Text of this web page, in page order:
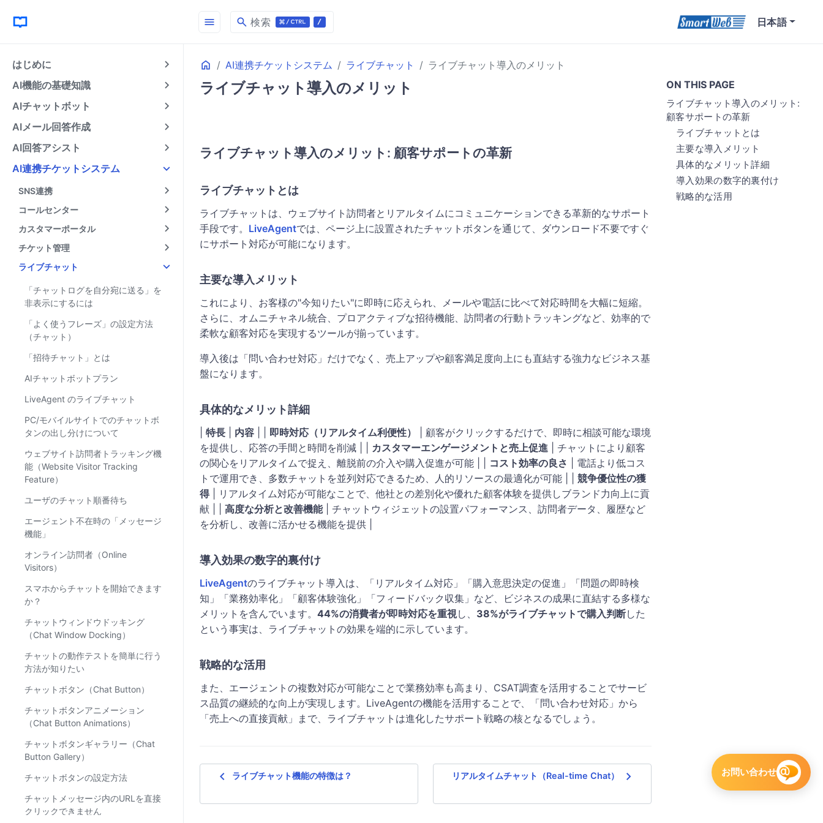
はじめに
AI機能の基礎知識
AIチャットボット
AIメール回答作成
AI回答アシスト
AI連携チケットシステム
SNS連携
コールセンター
カスタマーポータル
チケット管理
ライブチャット
「チャットログを自分宛に送る」を
非表示にするには
「よく使うフレーズ」の設定方法
（チャット）
「招待チャット」とは
AIチャットボットプラン
LiveAgent のライブチャット
PC/モバイルサイトでのチャットボ
タンの出し分けについて
ウェブサイト訪問者トラッキング機
能（Website Visitor Tracking
Feature）
ユーザのチャット順番待ち
エージェント不在時の「メッセージ
機能」
オンライン訪問者（Online
Visitors）
スマホからチャットを開始できます
か？
チャットウィンドウドッキング
（Chat Window Docking）
チャットの動作テストを簡単に行う
方法が知りたい
チャットボタン（Chat Button）
チャットボタンアニメーション
（Chat Button Animations）
チャットボタンギャラリー（Chat
Button Gallery）
チャットボタンの設定方法
チャットメッセージ内のURLを直接
クリックできません
menu search 検索 日本語
Home AI連携チケットシステム ライブチャット
ライブチャット導入のメリット
ON THIS PAGE
ライブチャット導入のメリット:
顧客サポートの革新
ライブチャットとは
主要な導入メリット
具体的なメリット詳細
導入効果の数字的裏付け
戦略的な活用
ライブチャット導入のメリット
ライブチャット導入のメリット: 顧客サポートの革新
ライブチャットとは
ライブチャットは、ウェブサイト訪問者とリアルタイムにコミュニケーションできる革新的なサポート
手段です。 LiveAgentでは、ページ上に設置されたチャットボタンを通じて、ダウンロード不要ですぐ
にサポート対応が可能になります。
主要な導入メリット
これにより、お客様の"今知りたい"に即時に応えられ、メールや電話に比べて対応時間を大幅に短縮。
さらに、オムニチャネル統合、プロアクティブな招待機能、訪問者の行動トラッキングなど、効率的で
柔軟な顧客対応を実現するツールが揃っています。
導入後は「問い合わせ対応」だけでなく、売上アップや顧客満足度向上にも直結する強力なビジネス基
盤になります。
具体的なメリット詳細
特長 ​内容 即時対応（リアルタイム利便性）
| 顧客がクリックするだけで、即時に相談可能な環境
を提供し、応答の手間と時間を削減 | | カスタマーエンゲージメントと売上促進 | チャットにより顧客
の関心をリアルタイムで捉え、離脱前の介入や購入促進が可能 | | コスト効率の良さ | 電話より低コス
トで運用でき、多数チャットを並列対応できるため、人的リソースの最適化が可能 | | 競争優位性の獲
得| リアルタイム対応が可能なことで、他社との差別化や優れた顧客体験を提供しブランド力向上に貢
献 | | 高度な分析と改善機能| チャットウィジェットの設置パフォーマンス、訪問者データ、履歴など
を分析し、改善に活かせる機能を提供 |
導入効果の数字的裏付け
LiveAgentのライブチャット導入は、「リアルタイム対応」「購入意思決定の促進」「問題の即時検
知」「業務効率化」「顧客体験強化」「フィードバック収集」など、ビジネスの成果に直結する多様な
メリットを含んでいます。 44%の消費者が即時対応を重視​し、 38%がライブチャットで購入判断​した
という事実は、ライブチャットの効果を端的に示しています。
戦略的な活用
また、エージェントの複数対応が可能なことで業務効率も高まり、CSAT調査を活用することでサービ
ス品質の継続的な向上が実現します。LiveAgentの機能を活用することで、「問い合わせ対応」から
「売上への直接貢献」まで、ライブチャットは進化したサポート戦略の核となるでしょう。
navigate_before ライブチャット機能の特徴は？ リアルタイムチャット（Real-time Chat） navigate_next お問い合わせ